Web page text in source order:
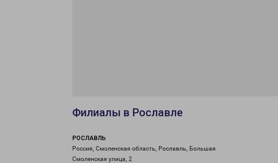
Филиалы в Рославле
РОСЛАВЛЬ
Россия, Смоленская область, Рославль, Большая
Смоленская улица, 2